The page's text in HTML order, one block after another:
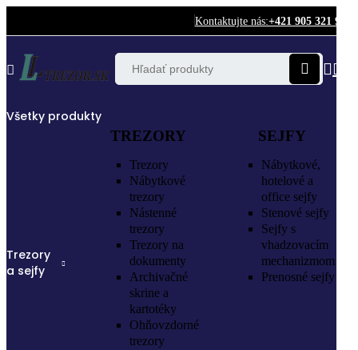
Kontaktujte nás:+421 905 321 987
Všetky produkty
Trezory
a sejfy
TREZORY
Trezory
Nábytkové
trezory
Nástenné
trezory
Trezory na
dokumenty
Archivačné
skrine a
kartotéky
Ohňovzdorné
trezory
SEJFY
Nábytkové,
hotelové a
office sejfy
Stenové sejfy
Sejfy s
vhadzovacím
mechanizmom
Prenosné sejfy